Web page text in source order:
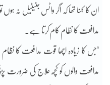
ان کا کہنا تھا کہ اگر واٹس جنیٹیل
مدافعت کا نظام کام کرتا ہے۔
’جس کا زیادہ اچھا قوت مدافعت کا
مدافعت والوں کو کچھ علاج کی ضرورت